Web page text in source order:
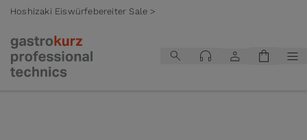
Hoshizaki Eiswürfebereiter Sale >